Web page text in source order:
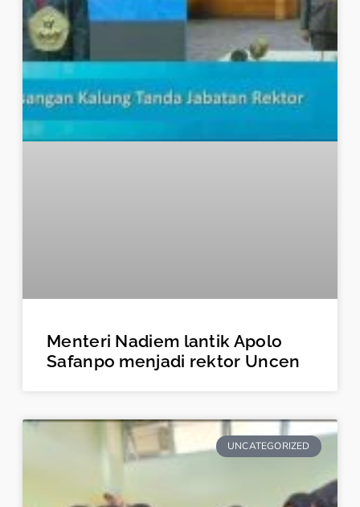
Menteri Nadiem lantik Apolo
Safanpo menjadi rektor Uncen
UNCATEGORIZED